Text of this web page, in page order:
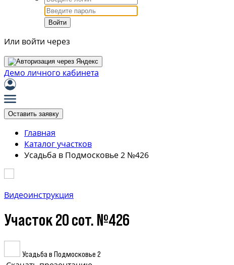
Войти
Или войти через
Демо личного кабинета
Оставить заявку
Главная
Каталог участков
Усадьба в Подмосковье 2 №426
Видеоинструкция
Участок 20 сот. №426
Усадьба в Подмосковье 2